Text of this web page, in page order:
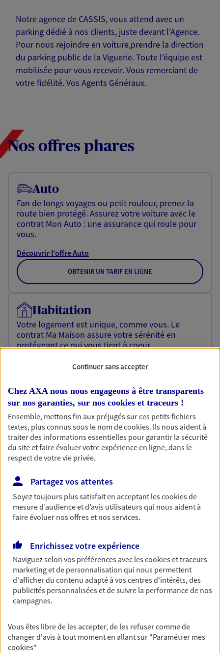
Notre agence de CASSIS, vous attend avec un
parking dédié à nos clients, juste devant l'Agence.
Pour nous rejoindre en voiture,prendre la direction
du parking public de la Viguerie. Toute l'équipe est
mobilisée pour vous recevoir. Vous remerciant de
votre fidélité. Vos Agents Généraux.
Nos offres phares
Auto
Fan de longs voyages ou petit rouleur, prenez la
route bien protégé. Assurez votre voiture avec le
contrat Mon Auto : une assurance qui roule pour
vous.
Découvrir l'offre Auto
OBTENIR UN TARIF EN LIGNE
Habitation
Votre logement est unique, comme vous. Le
contrat Ma Maison assure votre sérénité en
protégeant ce qui vous tient à coeur.
Découvrir l'offre Habitation
Garantie Accidents de la Vie
Bricoleuse, féru de jardinage, pâtissier en herbe
ou grande lectrice… personne n'est à l'abri d'un
accident du quotidien. Avec Ma Protection
Accident, protégez votre qualité de vie et vos
revenus.
Découvrir l'offre Garantie Accidents de la Vie
OBTENIR UN TARIF EN LIGNE
Multirisque Entreprise
Gagnez en simplicité et en sérénité avec votre
assurance multirisque entreprise. Un contrat
unique pour protéger vos locaux, matériels pro,
équipements et stocks… sans oublier votre
responsabilité civile.
Découvrir l'offre Multirisque Entreprise
Continuer sans accepter
Chez AXA nous nous engageons à être transparents
sur nos garanties, sur nos cookies et traceurs !
Ensemble, mettons fin aux préjugés sur ces petits fichiers
textes, plus connus sous le nom decookies. Ils nous aident à
traiter des informations essentielles pour garantir la sécurité
du site et faire évoluer votre expérience en ligne, dans le
respect de votre vie privée.
Partagez vos attentes
Soyez toujours plus satisfait en acceptant lescookiesde
mesure d’audience et d’avis utilisateurs qui nous aident à
faire évoluer nos offres et nos services.
Enrichissez votre expérience
Naviguez selon vos préférences avec lescookies et traceurs
marketing et de personnalisation qui nous permettent
d'afficher du contenu adapté à vos centres d'intérêts, des
publicités personnalisées et de suivre la performance de nos
campagnes.
Vous êtes libre de les accepter, de les refuser comme de
changer d'avis à tout moment en allant sur "Paramétrer mes
cookies"